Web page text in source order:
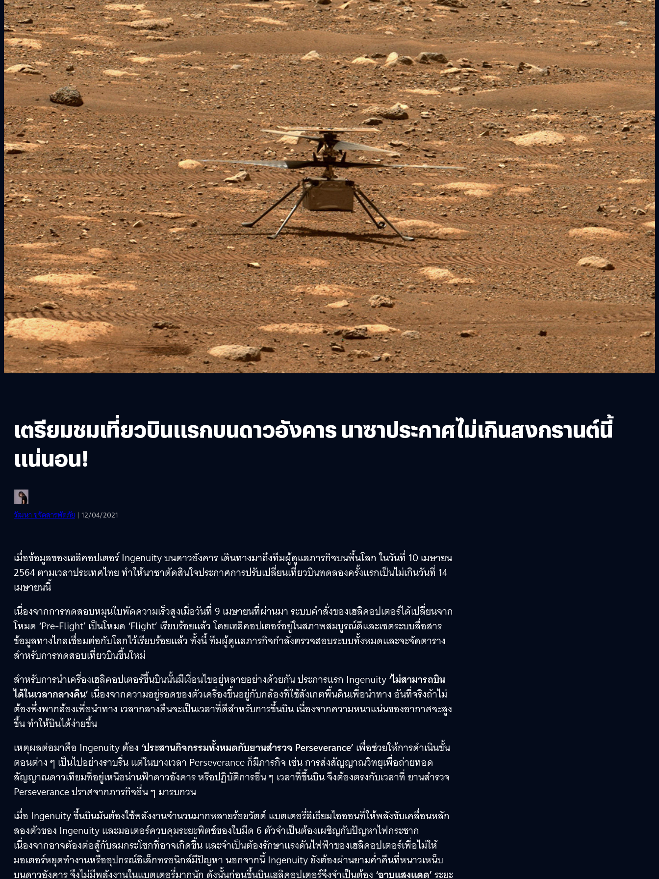
เตรียมชมเที่ยวบินแรกบนดาวอังคาร นาซาประกาศไม่เกินสงกรานต์นี้
แน่นอน!
วัฒนา ขจัดสารพัดภัย | 12/04/2021
เมื่อข้อมูลของเฮลิคอปเตอร์ Ingenuity บนดาวอังคาร เดินทางมาถึงทีมผู้ดูแลภารกิจบนพื้นโลก ในวันที่ 10 เมษายน
2564 ตามเวลาประเทศไทย ทำให้นาซาตัดสินใจประกาศการปรับเปลี่ยนเที่ยวบินทดลองครั้งแรกเป็นไม่เกินวันที่ 14
เมษายนนี้
เนื่องจากการทดสอบหมุนใบพัดความเร็วสูงเมื่อวันที่ 9 เมษายนที่ผ่านมา ระบบคำสั่งของเฮลิคอปเตอร์ได้เปลี่ยนจาก
โหมด ‘Pre-Flight’ เป็นโหมด ‘Flight’ เรียบร้อยแล้ว โดยเฮลิคอปเตอร์อยู่ในสภาพสมบูรณ์ดีและเซตระบบสื่อสาร
ข้อมูลทางไกลเชื่อมต่อกับโลกไว้เรียบร้อยแล้ว ทั้งนี้ ทีมผู้ดูแลภารกิจกำลังตรวจสอบระบบทั้งหมดและจะจัดตาราง
สำหรับการทดสอบเที่ยวบินขึ้นใหม่
สำหรับการนำเครื่องเฮลิคอปเตอร์ขึ้นบินนั้นมีเงื่อนไขอยู่หลายอย่างด้วยกัน ประการแรก Ingenuity‘ไม่สามารถบิน
ได้ในเวลากลางคืน’ เนื่องจากความอยู่รอดของตัวเครื่องขึ้นอยู่กับกล้องที่ใช้สังเกตพื้นดินเพื่อนำทาง อันที่จริงถ้าไม่
ต้องพึ่งพากล้องเพื่อนำทาง เวลากลางคืนจะเป็นเวลาที่ดีสำหรับการขึ้นบิน เนื่องจากความหนาแน่นของอากาศจะสูง
ขึ้น ทำให้บินได้ง่ายขึ้น
เหตุผลต่อมาคือ Ingenuity ต้อง ‘ประสานกิจกรรมทั้งหมดกับยานสำรวจ Perseverance’ เพื่อช่วยให้การดำเนินขั้น
ตอนต่าง ๆ เป็นไปอย่างราบรื่น แต่ในบางเวลา Perseverance ก็มีภารกิจ เช่น การส่งสัญญาณวิทยุเพื่อถ่ายทอด
สัญญาณดาวเทียมที่อยู่เหนือน่านฟ้าดาวอังคาร หรือปฏิบัติการอื่น ๆ เวลาที่ขึ้นบิน จึงต้องตรงกับเวลาที่ ยานสำรวจ
Perseverance ปราศจากภารกิจอื่น ๆ มารบกวน
เมื่อ Ingenuity ขึ้นบินมันต้องใช้พลังงานจำนวนมากหลายร้อยวัตต์ แบตเตอรี่ลิเธียมไอออนที่ให้พลังขับเคลื่อนหลัก
สองตัวของ Ingenuity และมอเตอร์ควบคุมระยะพิตช์ของใบมีด 6 ตัวจำเป็นต้องเผชิญกับปัญหาไฟกระชาก
เนื่องจากอาจต้องต่อสู้กับลมกระโชกที่อาจเกิดขึ้น และจำเป็นต้องรักษาแรงดันไฟฟ้าของเฮลิคอปเตอร์เพื่อไม่ให้
มอเตอร์หยุดทำงานหรืออุปกรณ์อิเล็กทรอนิกส์มีปัญหา นอกจากนี้ Ingenuity ยังต้องผ่านยามค่ำคืนที่หนาวเหน็บ
บนดาวอังคาร จึงไม่มีพลังงานในแบตเตอรี่มากนัก ดังนั้นก่อนขึ้นบินเฮลิคอปเตอร์จึงจำเป็นต้อง ‘อาบแสงแดด’ระยะ